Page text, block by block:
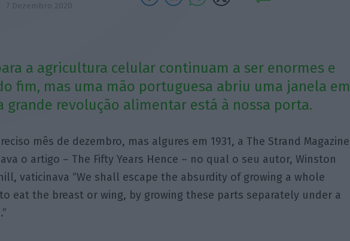
7 Dezembro 2020
a agricultura celular continuam a ser enormes e
fim, mas uma mão portuguesa abriu uma janela em
grande revolução alimentar está à nossa porta.
mês de dezembro, mas algures em 1931, a The Strand Magazine
o artigo – The Fifty Years Hence – no qual o seu autor, Winston
vaticinava “We shall escape the absurdity of growing a whole
eat the breast or wing, by growing these parts separately under a